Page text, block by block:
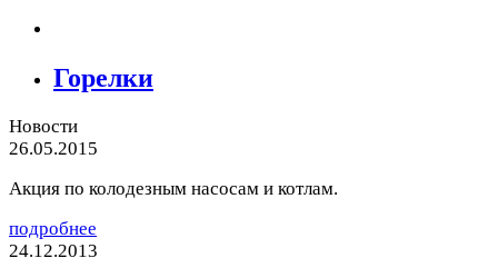
Горелки
Новости
26.05.2015
Акция по колодезным насосам и котлам.
подробнее
24.12.2013